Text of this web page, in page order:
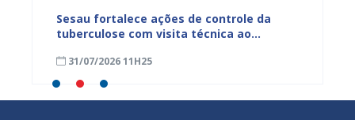
Sesau fortalece ações de controle da
tuberculose com visita técnica ao
31/07/2026 11H25